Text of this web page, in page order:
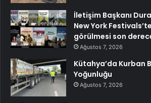
İletişim Başkanı
New York
görülmesi son
Ağustos 7, 2026
Kütahya’da Kurban
Yoğunluğu
Ağustos 7, 2026